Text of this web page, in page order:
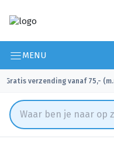
MENU
Gratis verzending vanaf 75,-